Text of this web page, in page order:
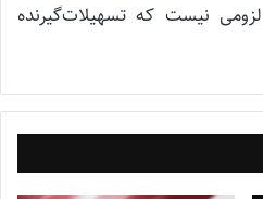
نیست که تسهیلات‌‌گیرنده